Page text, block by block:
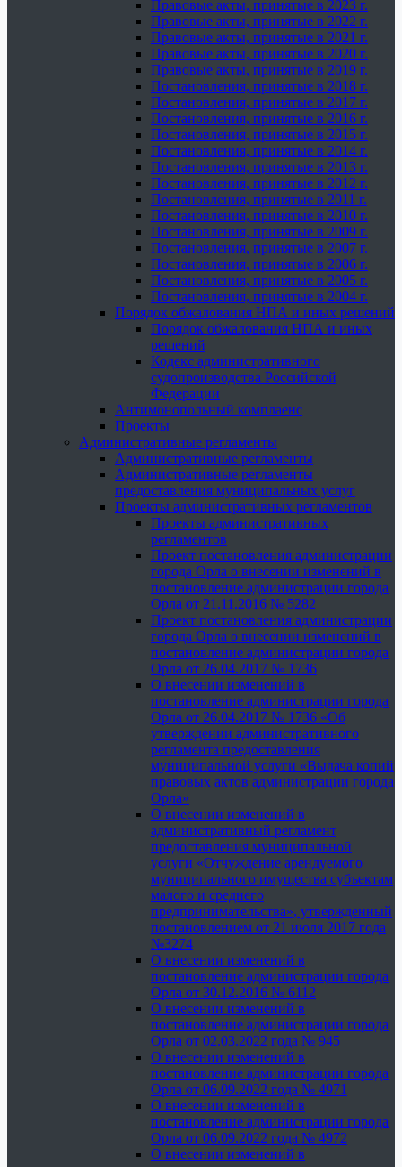
Правовые акты, принятые в 2023 г.
Правовые акты, принятые в 2022 г.
Правовые акты, принятые в 2021 г.
Правовые акты, принятые в 2020 г.
Правовые акты, принятые в 2019 г.
Постановления, принятые в 2018 г.
Постановления, принятые в 2017 г.
Постановления, принятые в 2016 г.
Постановления, принятые в 2015 г.
Постановления, принятые в 2014 г.
Постановления, принятые в 2013 г.
Постановления, принятые в 2012 г.
Постановления, принятые в 2011 г.
Постановления, принятые в 2010 г.
Постановления, принятые в 2009 г.
Постановления, принятые в 2007 г.
Постановления, принятые в 2006 г.
Постановления, принятые в 2005 г.
Постановления, принятые в 2004 г.
Порядок обжалования НПА и иных решений
Порядок обжалования НПА и иных
решений
Кодекс административного
судопроизводства Российской
Федерации
Антимонопольный комплаенс
Проекты
Административные регламенты
Административные регламенты
Административные регламенты
предоставления муниципальных услуг
Проекты административных регламентов
Проекты административных
регламентов
Проект постановления администрации
города Орла о внесении изменений в
постановление администрации города
Орла от 21.11.2016 № 5282
Проект постановления администрации
города Орла о внесении изменений в
постановление администрации города
Орла от 26.04.2017 № 1736
О внесении изменений в
постановление администрации города
Орла от 26.04.2017 № 1736 «Об
утверждении административного
регламента предоставления
муниципальной услуги «Выдача копий
правовых актов администрации города
Орла»
О внесении изменений в
административный регламент
предоставления муниципальной
услуги «Отчуждение арендуемого
муниципального имущества субъектам
малого и среднего
предпринимательства», утвержденный
постановлением от 21 июля 2017 года
№3274
О внесении изменений в
постановление администрации города
Орла от 30.12.2016 № 6112
О внесении изменений в
постановление администрации города
Орла от 02.03.2022 года № 945
О внесении изменений в
постановление администрации города
Орла от 06.09.2022 года № 4971
О внесении изменений в
постановление администрации города
Орла от 06.09.2022 года № 4972
О внесении изменений в